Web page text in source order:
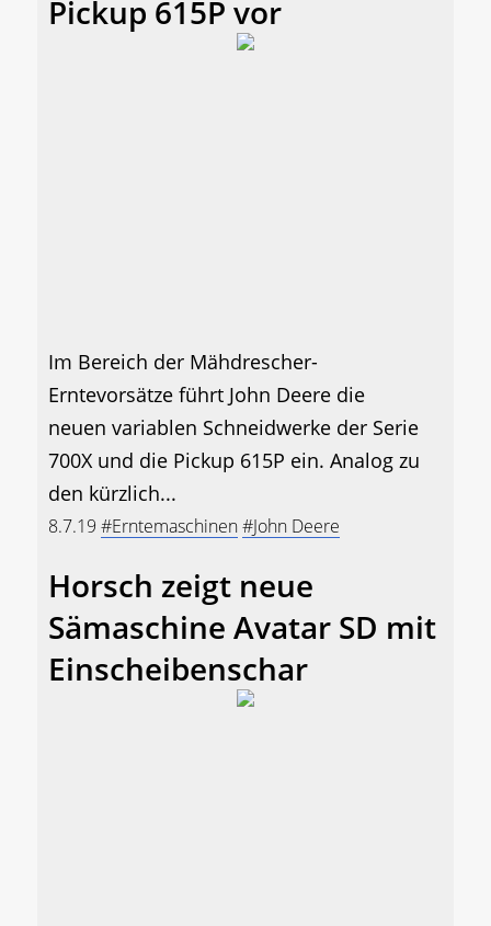
Pickup 615P vor
Im Bereich der Mähdrescher-
Erntevorsätze führt John Deere die
neuen variablen Schneidwerke der Serie
700X und die Pickup 615P ein. Analog zu
den kürzlich...
8.7.19 #Erntemaschinen#John Deere
Horsch zeigt neue
Sämaschine Avatar SD mit
Einscheibenschar